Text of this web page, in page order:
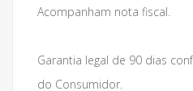
Acompanham nota fiscal.
Garantia legal de 90 dias
do Consumidor.